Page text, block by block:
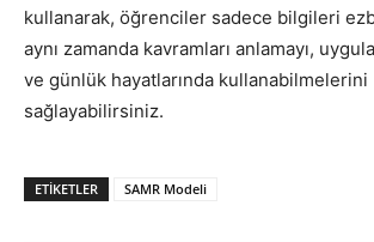
kullanarak, öğrenciler sadece bilgileri
aynı zamanda kavramları anlamayı,
ve günlük hayatlarında kullanabilmelerini
sağlayabilirsiniz.
ETIKETLER SAMR Modeli